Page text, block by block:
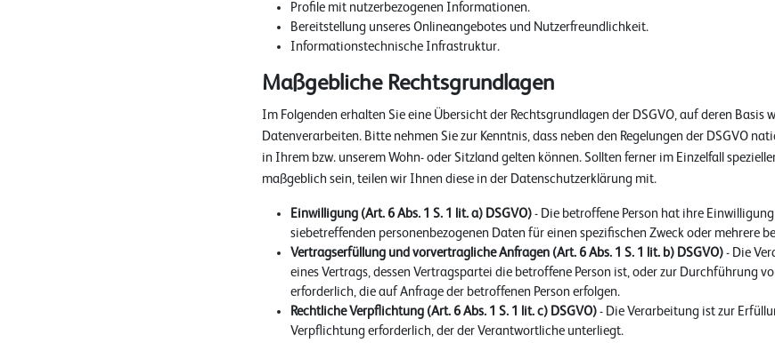
Profile mit nutzerbezogenen Informationen.
Bereitstellung unseres Onlineangebotes und Nutzerfreundlichkeit.
Informationstechnische Infrastruktur.
Maßgebliche Rechtsgrundlagen
Im Folgenden erhalten Sie eine Übersicht der Rechtsgrundlagen der DSGVO, auf deren Basis
Datenverarbeiten. Bitte nehmen Sie zur Kenntnis, dass neben den Regelungen der DSGVO
in Ihrem bzw. unserem Wohn- oder Sitzland gelten können. Sollten ferner im Einzelfall
maßgeblich sein, teilen wir Ihnen diese in der Datenschutzerklärung mit.
Einwilligung (Art. 6 Abs. 1 S. 1 lit. a) DSGVO) - Die betroffene Person hat ihre
siebetreffenden personenbezogenen Daten für einen spezifischen Zweck oder mehrere
Vertragserfüllung und vorvertragliche Anfragen (Art. 6 Abs. 1 S. 1 lit. b) DSGVO) - Die
eines Vertrags, dessen Vertragspartei die betroffene Person ist, oder zur Durchführung
erforderlich, die auf Anfrage der betroffenen Person erfolgen.
Rechtliche Verpflichtung (Art. 6 Abs. 1 S. 1 lit. c) DSGVO) - Die Verarbeitung ist zur
Verpflichtung erforderlich, der der Verantwortliche unterliegt.